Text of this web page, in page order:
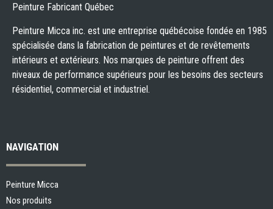
Peinture Fabricant Québec
Peinture Micca inc. est une entreprise québécoise fondée en 1985
spécialisée dans la fabrication de peintures et de revêtements
intérieurs et extérieurs. Nos marques de peinture offrent des
niveaux de performance supérieurs pour les besoins des secteurs
résidentiel, commercial et industriel.
NAVIGATION
Peinture Micca
Nos produits